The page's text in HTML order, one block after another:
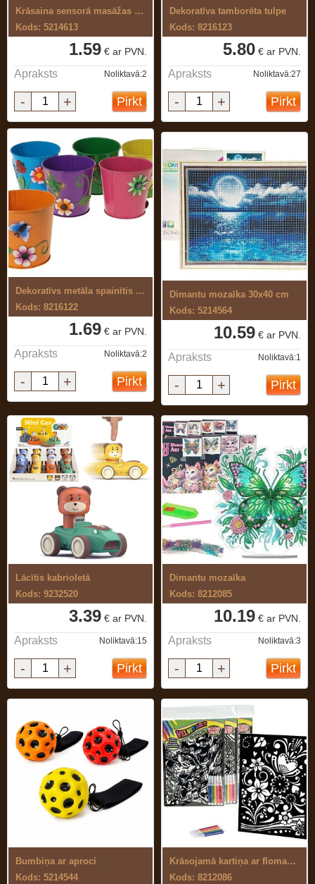
Krāsaina sensorā masāžas bumbiņa 7 cm
Kods: 5214613
1.59 € ar PVN.
Apraksts Noliktavā:2
- + Pirkt
Dekoratīva tamborēta tulpe
Kods: 8216123
5.80 € ar PVN.
Apraksts Noliktavā:27
- + Pirkt
Dekoratīvs metāla spainītis ziediem
Kods: 8216122
1.69 € ar PVN.
Apraksts Noliktavā:2
- + Pirkt
Dimantu mozaīka 30x40 cm
Kods: 5214564
10.59 € ar PVN.
Apraksts Noliktavā:1
- + Pirkt
Lācītis kabrioletā
Kods: 9232520
3.39 € ar PVN.
Apraksts Noliktavā:15
- + Pirkt
Dimantu mozaīka
Kods: 8212085
10.19 € ar PVN.
Apraksts Noliktavā:3
- + Pirkt
Bumbiņa ar aproci
Kods: 5214544
Krāsojamā kartiņa ar flomasteriem
Kods: 8212086